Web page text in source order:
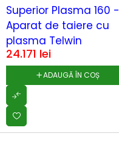
Superior Plasma 160 -
Aparat de taiere cu
plasma Telwin
24.171 lei
ADAUGĂ ÎN COȘ